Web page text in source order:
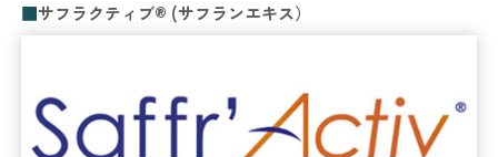
サフラクティブ® (サフランエキス）